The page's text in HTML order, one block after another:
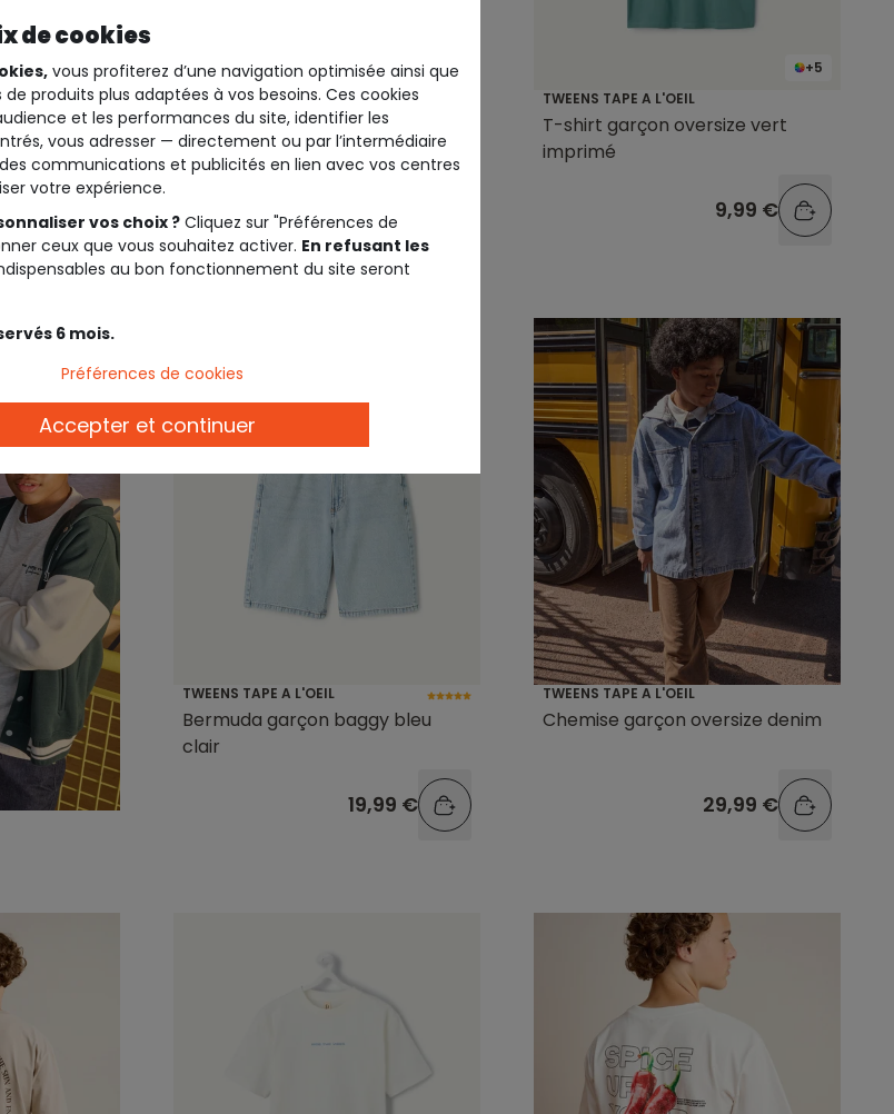
+3
vert
5,99 €
TWEENS TAPE A L'OEIL
Bermuda garçon baggy gris
19,99 €
+5
TWEENS TAPE A L'OEIL
T-shirt garçon oversize vert
imprimé
9,99 €
TWEENS TAPE A L'OEIL
Bermuda garçon baggy bleu
clair
19,99 €
TWEENS TAPE A L'OEIL
Chemise garçon oversize denim
29,99 €
de cookies
vous profiterez d’une navigation optimisée ainsi que
produits plus adaptées à vos besoins. Ces cookies
et les performances du site, identifier les
vous adresser — directement ou par l’intermédiaire
communications et publicités en lien avec vos centres
votre expérience.
vos choix ? Cliquez sur "Préférences de
ceux que vous souhaitez activer. En refusant les
au bon fonctionnement du site seront
6 mois.
Préférences de cookies
Accepter et continuer